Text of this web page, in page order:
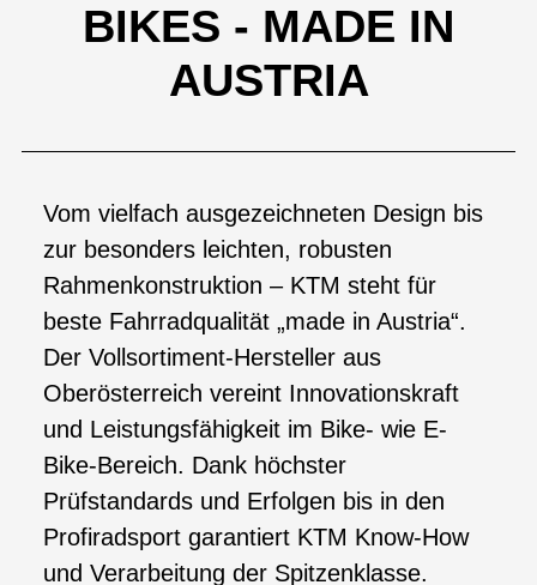
BIKES - MADE IN
AUSTRIA
Vom vielfach ausgezeichneten Design bis
zur besonders leichten, robusten
Rahmenkonstruktion – KTM steht für
beste Fahrradqualität „made in Austria“.
Der Vollsortiment-Hersteller aus
Oberösterreich vereint Innovationskraft
und Leistungsfähigkeit im Bike- wie E-
Bike-Bereich. Dank höchster
Prüfstandards und Erfolgen bis in den
Profiradsport garantiert KTM Know-How
und Verarbeitung der Spitzenklasse.